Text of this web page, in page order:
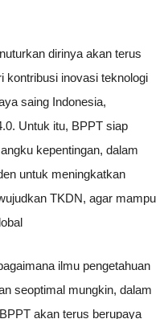
dirinya akan terus
kontribusi inovasi teknologi
saing Indonesia,
Untuk itu, BPPT siap
kepentingan, dalam
untuk meningkatkan
TKDN, agar mampu
ilmu pengetahuan
seoptimal mungkin, dalam
akan terus berupaya